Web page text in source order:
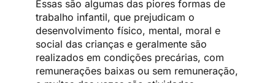
Essas são algumas das piores formas de
trabalho infantil, que prejudicam o
desenvolvimento físico, mental, moral e
social das crianças e geralmente são
realizados em condições precárias, com
remunerações baixas ou sem remuneração,